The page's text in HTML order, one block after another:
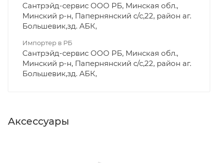
Сантрэйд-сервис ООО РБ, Минская обл.,
Минский р-н, Папернянский с/с,22, район аг.
Большевик,зд. АБК,
Импортер в РБ
Сантрэйд-сервис ООО РБ, Минская обл.,
Минский р-н, Папернянский с/с,22, район аг.
Большевик,зд. АБК,
Аксессуары